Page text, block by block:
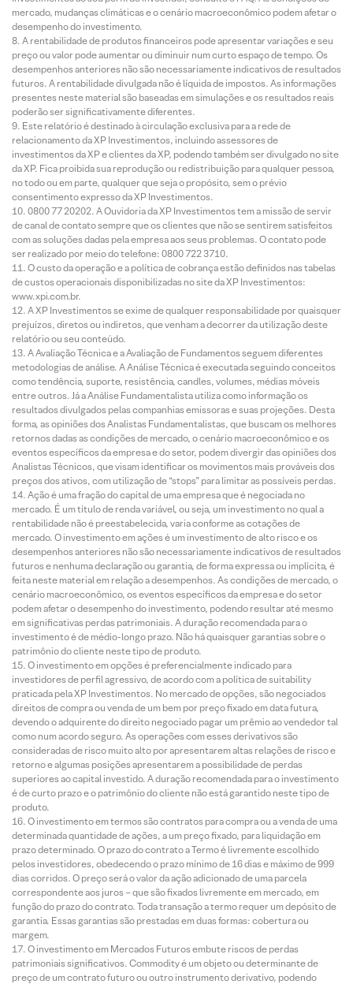
mercado, mudanças climáticas e o cenário macroeconômico podem afetar o
desempenho do investimento.
A rentabilidade de produtos financeiros pode apresentar variações e seu
preço ou valor pode aumentar ou diminuir num curto espaço de tempo. Os
desempenhos anteriores não são necessariamente indicativos de resultados
futuros. A rentabilidade divulgada não é líquida de impostos. As informações
presentes neste material são baseadas em simulações e os resultados reais
poderão ser significativamente diferentes.
Este relatório é destinado à circulação exclusiva para a rede de
relacionamento da XP Investimentos, incluindo assessores de
investimentos da XP e clientes da XP, podendo também ser divulgado no site
da XP. Fica proibida sua reprodução ou redistribuição para qualquer pessoa,
no todo ou em parte, qualquer que seja o propósito, sem o prévio
consentimento expresso da XP Investimentos.
0800 77 20202. A Ouvidoria da XP Investimentos tem a missão de servir
de canal de contato sempre que os clientes que não se sentirem satisfeitos
com as soluções dadas pela empresa aos seus problemas. O contato pode
ser realizado por meio do telefone: 0800 722 3710.
O custo da operação e a política de cobrança estão definidos nas tabelas
de custos operacionais disponibilizadas no site da XP Investimentos:
www.xpi.com.br.
A XP Investimentos se exime de qualquer responsabilidade por quaisquer
prejuízos, diretos ou indiretos, que venham a decorrer da utilização deste
relatório ou seu conteúdo.
A Avaliação Técnica e a Avaliação de Fundamentos seguem diferentes
metodologias de análise. A Análise Técnica é executada seguindo conceitos
como tendência, suporte, resistência, candles, volumes, médias móveis
entre outros. Já a Análise Fundamentalista utiliza como informação os
resultados divulgados pelas companhias emissoras e suas projeções. Desta
forma, as opiniões dos Analistas Fundamentalistas, que buscam os melhores
retornos dadas as condições de mercado, o cenário macroeconômico e os
eventos específicos da empresa e do setor, podem divergir das opiniões dos
Analistas Técnicos, que visam identificar os movimentos mais prováveis dos
preços dos ativos, com utilização de “stops” para limitar as possíveis perdas.
Ação é uma fração do capital de uma empresa que é negociada no
mercado. É um título de renda variável, ou seja, um investimento no qual a
rentabilidade não é preestabelecida, varia conforme as cotações de
mercado. O investimento em ações é um investimento de alto risco e os
desempenhos anteriores não são necessariamente indicativos de resultados
futuros e nenhuma declaração ou garantia, de forma expressa ou implícita, é
feita neste material em relação a desempenhos. As condições de mercado, o
cenário macroeconômico, os eventos específicos da empresa e do setor
podem afetar o desempenho do investimento, podendo resultar até mesmo
em significativas perdas patrimoniais. A duração recomendada para o
investimento é de médio-longo prazo. Não há quaisquer garantias sobre o
patrimônio do cliente neste tipo de produto.
O investimento em opções é preferencialmente indicado para
investidores de perfil agressivo, de acordo com a política de suitability
praticada pela XP Investimentos. No mercado de opções, são negociados
direitos de compra ou venda de um bem por preço fixado em data futura,
devendo o adquirente do direito negociado pagar um prêmio ao vendedor tal
como num acordo seguro. As operações com esses derivativos são
consideradas de risco muito alto por apresentarem altas relações de risco e
retorno e algumas posições apresentarem a possibilidade de perdas
superiores ao capital investido. A duração recomendada para o investimento
é de curto prazo e o patrimônio do cliente não está garantido neste tipo de
produto.
O investimento em termos são contratos para compra ou a venda de uma
determinada quantidade de ações, a um preço fixado, para liquidação em
prazo determinado. O prazo do contrato a Termo é livremente escolhido
pelos investidores, obedecendo o prazo mínimo de 16 dias e máximo de 999
dias corridos. O preço será o valor da ação adicionado de uma parcela
correspondente aos juros – que são fixados livremente em mercado, em
função do prazo do contrato. Toda transação a termo requer um depósito de
garantia. Essas garantias são prestadas em duas formas: cobertura ou
margem.
O investimento em Mercados Futuros embute riscos de perdas
patrimoniais significativos. Commodity é um objeto ou determinante de
preço de um contrato futuro ou outro instrumento derivativo, podendo